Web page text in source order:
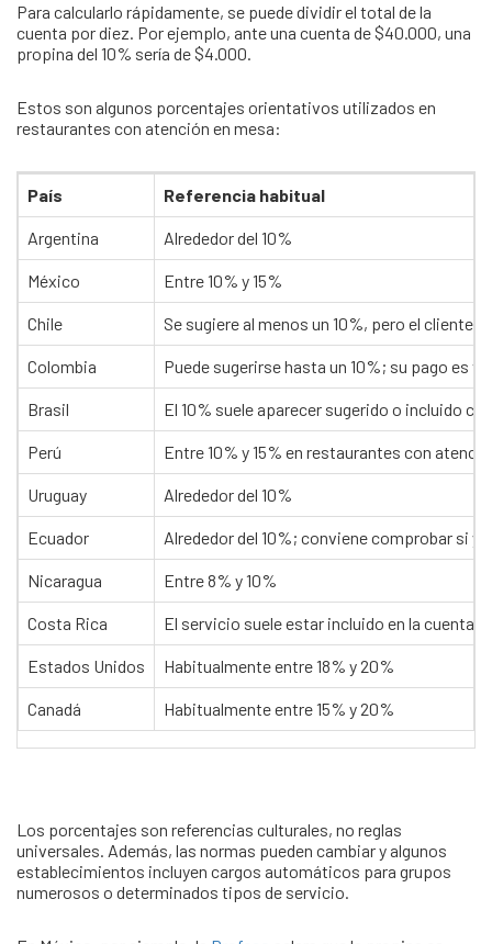
Para calcularlo rápidamente, se puede dividir el total de la
cuenta por diez. Por ejemplo, ante una cuenta de $40.000, una
propina del 10% sería de $4.000.
Estos son algunos porcentajes orientativos utilizados en
restaurantes con atención en mesa:
País Referencia habitual
Argentina Alrededor del 10%
México Entre 10% y 15%
Chile Se sugiere al menos un 10%, pero el cliente
Colombia Puede sugerirse hasta un 10%; su pago es
Brasil El 10% suele aparecer sugerido o incluido
Perú Entre 10% y 15% en restaurantes con
Uruguay Alrededor del 10%
Ecuador Alrededor del 10%; conviene comprobar si
Nicaragua Entre 8% y 10%
Costa Rica El servicio suele estar incluido en la cuenta;
Estados Unidos Habitualmente entre 18% y 20%
Canadá Habitualmente entre 15% y 20%
Los porcentajes son referencias culturales, no reglas
universales. Además, las normas pueden cambiar y algunos
establecimientos incluyen cargos automáticos para grupos
numerosos o determinados tipos de servicio.